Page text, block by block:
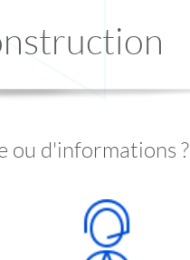
ou d'informations ?